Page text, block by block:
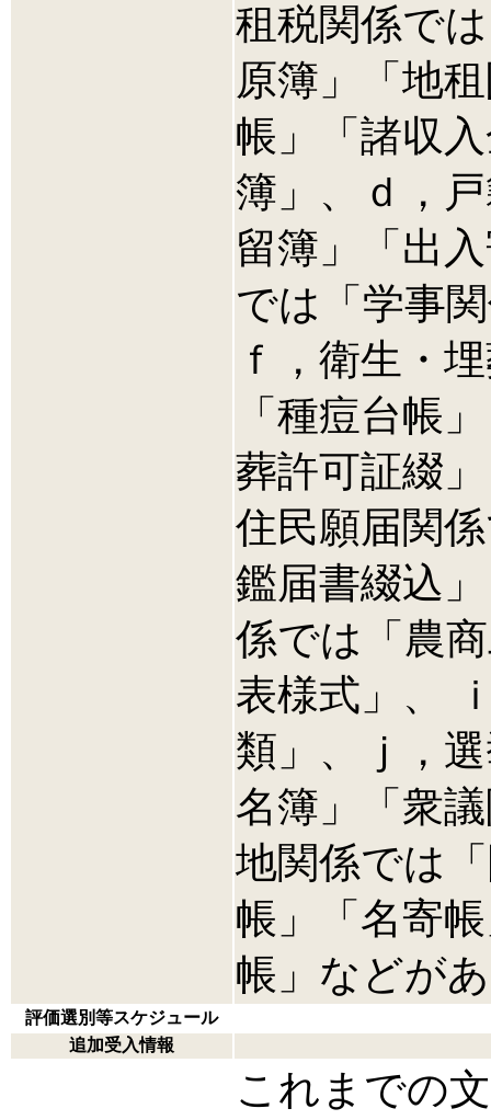
租税関係で
原簿」「地
帳」「諸収
簿」、ｄ，
留簿」「出
では「学事
ｆ，衛生・
「種痘台帳
葬許可証綴
住民願届関
鑑届書綴込
係では「農
表様式」、
類」、ｊ，
名簿」「衆
地関係では
帳」「名寄
帳」などが
評価選別等スケジュール
追加受入情報
これまでの